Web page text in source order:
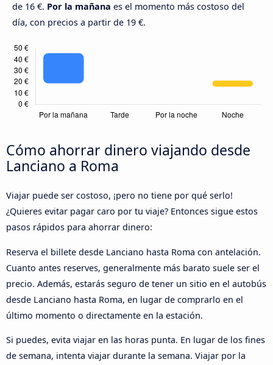
de 16 €. Por la mañana es el momento más costoso del
día, con precios a partir de 19 €.
Cómo ahorrar dinero viajando desde
Lanciano a Roma
Viajar puede ser costoso, ¡pero no tiene por qué serlo!
¿Quieres evitar pagar caro por tu viaje? Entonces sigue estos
pasos rápidos para ahorrar dinero:
Reserva el billete desde Lanciano hasta Roma con antelación.
Cuanto antes reserves, generalmente más barato suele ser el
precio. Además, estarás seguro de tener un sitio en el autobús
desde Lanciano hasta Roma, en lugar de comprarlo en el
último momento o directamente en la estación.
Si puedes, evita viajar en las horas punta. En lugar de los fines
de semana, intenta viajar durante la semana. Viajar por la